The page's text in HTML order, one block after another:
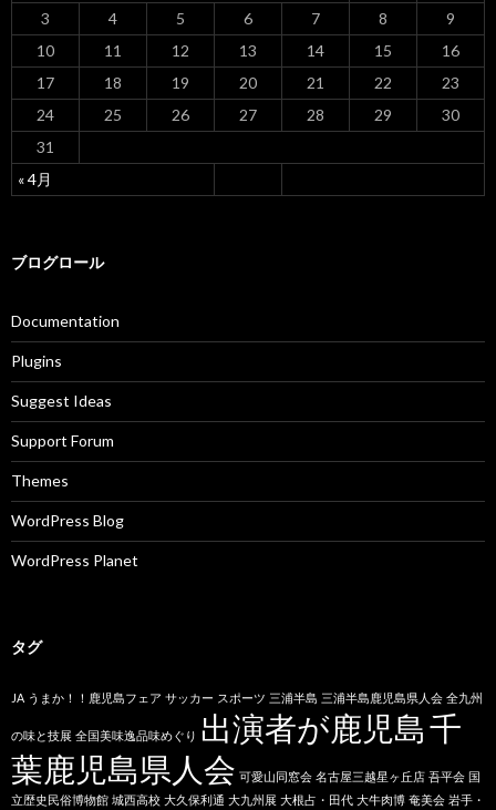
« 4月
3
4 5 6 7 8
9
10
11 12 13 14 15
16
17
18 19 20 21 22
23
24
25 26 27 28 29
30
31
ブログロール
Documentation
Plugins
Suggest Ideas
Support Forum
Themes
WordPress Blog
WordPress Planet
タグ
JA うまか！！鹿児島フェア サッカー スポーツ 三浦半島 三浦半島鹿児島県人会 全九州
の味と技展 全国美味逸品味めぐり 出演者が鹿児島千
葉鹿児島県人会 可愛山同窓会 名古屋三越星ヶ丘店 吾平会 国
立歴史民俗博物館 城西高校 大久保利通 大九州展 大根占・田代 大牛肉博 奄美会 岩手・